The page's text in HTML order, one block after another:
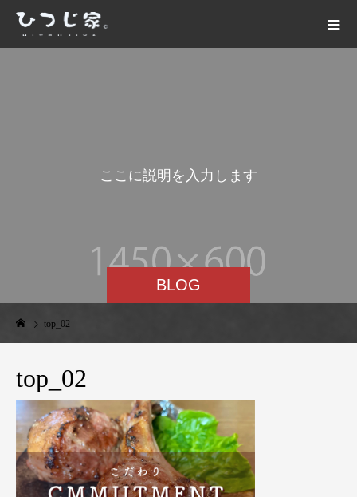
BLOG
ここに説明を入力し ます。
top_02
top_02